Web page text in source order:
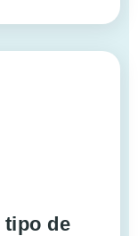
tipo de